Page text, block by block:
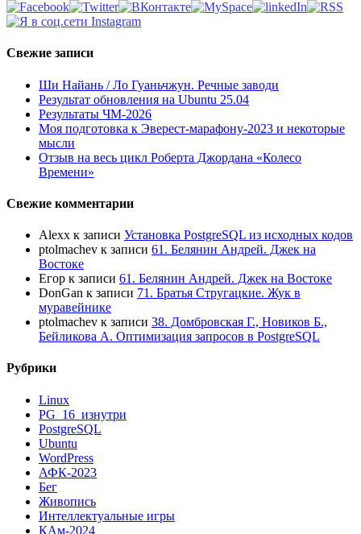
Свежие записи
Ши Найань / Ло Гуаньчжун. Речные заводи
Результат обновления на Ubuntu 25.04
Результаты ЧМ-2026
Моя подготовка к Эверест-марафону-2023 и некоторые
мысли
Отзыв на весь цикл Роберта Джордана «Колесо
Времени»
Свежие комментарии
Alexx к записи Установка PostgreSQL из исходных кодов
ptolmachev к записи 61. Белянин Андрей. Джек на
Востоке
Егор к записи 61. Белянин Андрей. Джек на Востоке
DonGan к записи 71. Братья Стругацкие. Жук в
муравейнике
ptolmachev к записи 38. Домбровская Г., Новиков Б.,
Бейликова А. Оптимизация запросов в PostgreSQL
Рубрики
Linux
PG_16_изнутри
PostgreSQL
Ubuntu
WordPress
АФК-2023
Бег
Живопись
Интеллектуальные игры
КАм-2024